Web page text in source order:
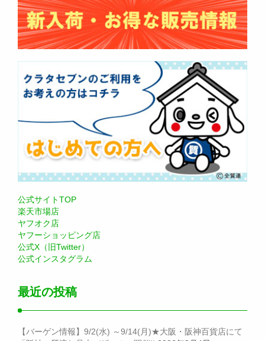
公式サイトTOP
楽天市場店
ヤフオク店
ヤフーショッピング店
公式X（旧Twitter）
公式インスタグラム
最近の投稿
【バーゲン情報】9/2(水) ～9/14(月)★大阪・阪神百貨店にて